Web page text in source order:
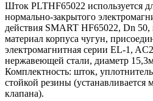
Шток PLTHF65022 используется
нормально-закрытого
действия SMART HF65022, Dn
материал корпуса чугун,
электромагнитная серии EL-1,
нержавеющей стали, диаметр
Комплектность: шток,
стойкой резины
клапана).